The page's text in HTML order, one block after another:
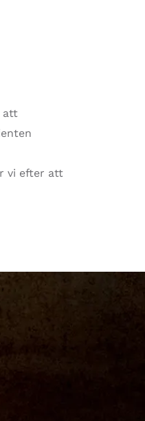
att
vi efter att